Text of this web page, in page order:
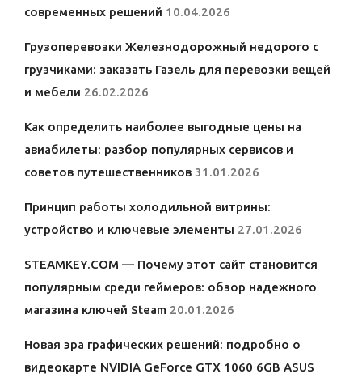
современных решений 10.04.2026
Грузоперевозки Железнодорожный недорого с
грузчиками: заказать Газель для перевозки вещей
и мебели 26.02.2026
Как определить наиболее выгодные цены на
авиабилеты: разбор популярных сервисов и
советов путешественников 31.01.2026
Принцип работы холодильной витрины:
устройство и ключевые элементы 27.01.2026
STEAMKEY.COM — Почему этот сайт становится
популярным среди геймеров: обзор надежного
магазина ключей Steam 20.01.2026
Новая эра графических решений: подробно о
видеокарте NVIDIA GeForce GTX 1060 6GB ASUS